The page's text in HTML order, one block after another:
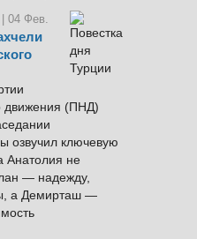
| 04 Фев.
движения (ПНД)
озвучил ключевую
Анатолия не
— надежду,
а Демирташ —